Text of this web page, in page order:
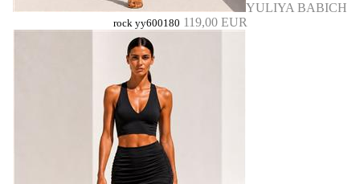
YULIYA BABICH
rock yy600180 119,00 EUR